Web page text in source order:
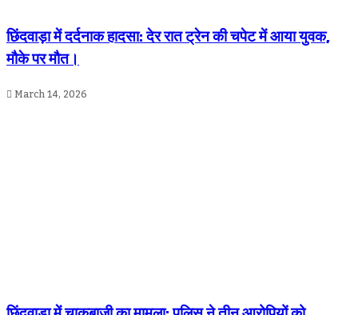
छिंदवाड़ा में दर्दनाक हादसा: देर रात ट्रेन की चपेट में आया युवक,
मौके पर मौत।
March 14, 2026